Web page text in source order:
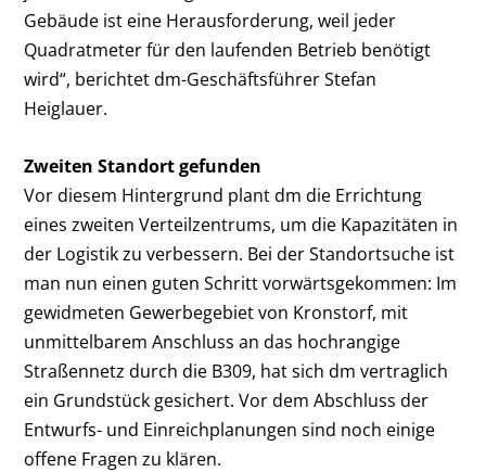
Gebäude ist eine Herausforderung, weil jeder
Quadratmeter für den laufenden Betrieb benötigt
wird“, berichtet dm-Geschäftsführer Stefan
Heiglauer.
Zweiten Standort gefunden
Vor diesem Hintergrund plant dm die Errichtung
eines zweiten Verteilzentrums, um die Kapazitäten in
der Logistik zu verbessern. Bei der Standortsuche ist
man nun einen guten Schritt vorwärtsgekommen: Im
gewidmeten Gewerbegebiet von Kronstorf, mit
unmittelbarem Anschluss an das hochrangige
Straßennetz durch die B309, hat sich dm vertraglich
ein Grundstück gesichert. Vor dem Abschluss der
Entwurfs- und Einreichplanungen sind noch einige
offene Fragen zu klären.